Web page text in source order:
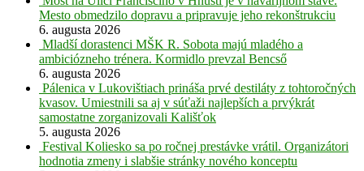
Mesto obmedzilo dopravu a pripravuje jeho rekonštrukciu
6. augusta 2026
Mladší dorastenci MŠK R. Sobota majú mladého a
ambiciózneho trénera. Kormidlo prevzal Bencső
6. augusta 2026
Pálenica v Lukovištiach prináša prvé destiláty z tohtoročných
kvasov. Umiestnili sa aj v súťaži najlepších a prvýkrát
samostatne zorganizovali Kališťok
5. augusta 2026
Festival Koliesko sa po ročnej prestávke vrátil. Organizátori
hodnotia zmeny i slabšie stránky nového konceptu